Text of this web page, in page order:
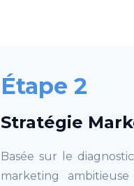
Étape 2
Stratégie
Basée sur le
marketing